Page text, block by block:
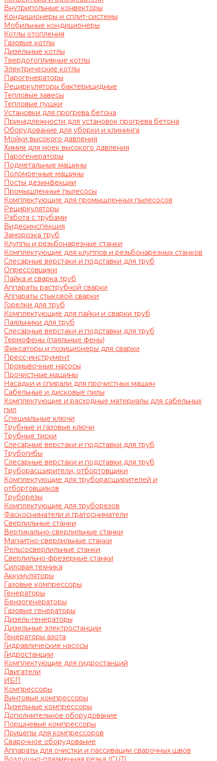
Внутрипольные конвекторы
Кондиционеры и сплит-системы
Мобильные кондиционеры
Котлы отопления
Газовые котлы
Дизельные котлы
Твердотопливные котлы
Электрические котлы
Парогенераторы
Рециркуляторы бактерицидные
Тепловые завесы
Тепловые пушки
Установки для прогрева бетона
Принадлежности для установок прогрева бетона
Оборудование для уборки и клининга
Мойки высокого давления
Химия для моек высокого давления
Парогенераторы
Подметальные машины
Поломоечные машины
Посты дезинфекции
Промышленные пылесосы
Комплектующие для промышленных пылесосов
Рециркуляторы
Работа с трубами
Видеоинспекция
Заморозка труб
Клуппы и резьбонарезные станки
Комплектующие для клуппов и резьбонарезных станков
Слесарные верстаки и подставки для труб
Опрессовщики
Пайка и сварка труб
Аппараты раструбной сварки
Аппараты стыковой сварки
Горелки для труб
Комплектующие для пайки и сварки труб
Паяльники для труб
Слесарные верстаки и подставки для труб
Термофены (паяльные фены)
Фиксаторы и позиционеры для сварки
Пресс-инструмент
Промывочные насосы
Прочистные машины
Насадки и спирали для прочистных машин
Сабельные и дисковые пилы
Комплектующие и расходные материалы для сабельных
пил
Специальные ключи
Трубные и газовые ключи
Трубные тиски
Слесарные верстаки и подставки для труб
Трубогибы
Слесарные верстаки и подставки для труб
Труборасширители, отбортовщики
Комплектующие для труборасширителей и
отбортовщиков
Труборезы
Комплектующие для труборезов
Фаскосниматели и гратосниматели
Сверлильные станки
Вертикально-сверлильные станки
Магнитно-сверлильные станки
Рельсосверлильные станки
Сверлильно-фрезерные станки
Силовая техника
Аккумуляторы
Газовые компрессоры
Генераторы
Бензогенераторы
Газовые генераторы
Дизель-генераторы
Дизельные электростанции
Генераторы азота
Гидравлические насосы
Гидростанции
Комплектующие для гидростанций
Двигатели
ИБП
Компрессоры
Винтовые компрессоры
Дизельные компрессоры
Дополнительное оборудование
Поршневые компрессоры
Прицепы для компрессоров
Сварочное оборудование
Аппараты для очистки и пассивации сварочных швов
Воздушно-плазменная резка (CUT)